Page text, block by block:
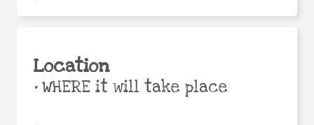
Location
•WHERE it will take place